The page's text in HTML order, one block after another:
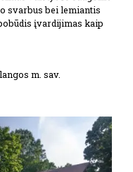
svarbus bei lemiantis
įvardijimas kaip
m. sav.